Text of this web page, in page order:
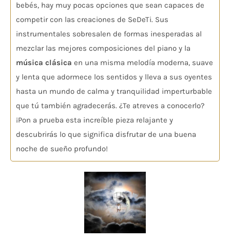
bebés, hay muy pocas opciones que sean capaces de
competir con las creaciones de SeDeTi. Sus
instrumentales sobresalen de formas inesperadas al
mezclar las mejores composiciones del piano y la
música clásica en una misma melodía moderna, suave
y lenta que adormece los sentidos y lleva a sus oyentes
hasta un mundo de calma y tranquilidad imperturbable
que tú también agradecerás. ¿Te atreves a conocerlo?
¡Pon a prueba esta increíble pieza relajante y
descubrirás lo que significa disfrutar de una buena
noche de sueño profundo!